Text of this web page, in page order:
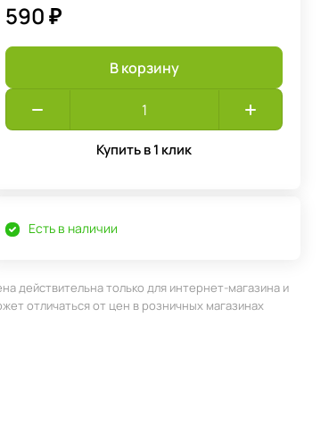
590 ₽
В корзину
Купить в 1 клик
Есть в наличии
действительна только для интернет-магазина и
отличаться от цен в розничных магазинах